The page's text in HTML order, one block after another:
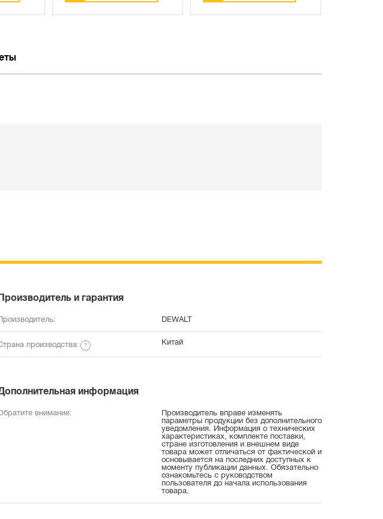
Производитель и гарантия
Производитель: DEWALT
производства: Китай
информация
внимание:
Производитель вправе изменять
параметры продукции без дополнительного
уведомления. Информация о технических
характеристиках, комплекте поставки,
стране изготовления и внешнем виде
товара может отличаться от фактической и
основывается на последних доступных к
моменту публикации данных. Обязательно
ознакомьтесь с руководством
пользователя до начала использования
товара.